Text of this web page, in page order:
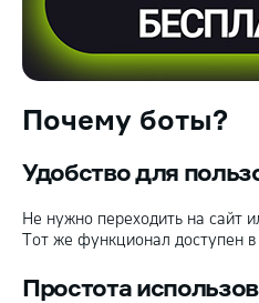
Почему боты?
Удобство для
Не нужно переходить на сайт
Тот же функционал доступен
Простота